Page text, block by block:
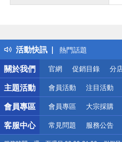
活動快訊
得獎公告
熱門話題
銀行優惠
偏遠地區配送
詐騙網頁！請小心！
關於我們
官網 促銷目錄 分
主題活動 會員活動 注目活動
會員專區 會員專區 大宗採購
客服中心 常見問題 服務公告